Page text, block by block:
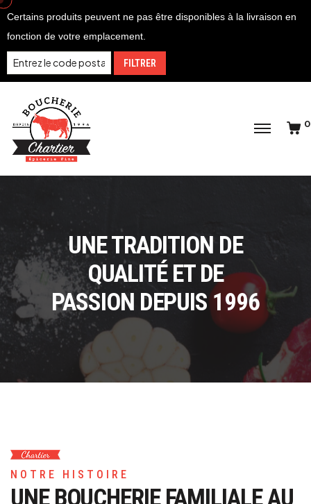
Certains produits peuvent ne pas être disponibles à la livraison en
fonction de votre emplacement.
FILTRER
0
UNE TRADITION DE
QUALITÉ ET DE
PASSION DEPUIS 1996
NOTRE HISTOIRE
UNE BOUCHERIE FAMILIALEAU